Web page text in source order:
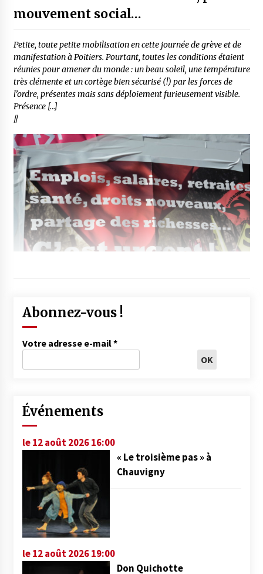
mouvement social…
Petite, toute petite mobilisation en cette journée de grève et de
manifestation à Poitiers. Pourtant, toutes les conditions étaient
réunies pour amener du monde : un beau soleil, une température
très clémente et un cortège bien sécurisé (!) par les forces de
l’ordre, présentes mais sans déploiement furieusement visible.
Présence […]
//
Abonnez-vous !
Votre adresse e-mail*
Événements
le 12 août 2026 16:00
« Le troisième pas » à
Chauvigny
le 12 août 2026 19:00
Don Quichotte